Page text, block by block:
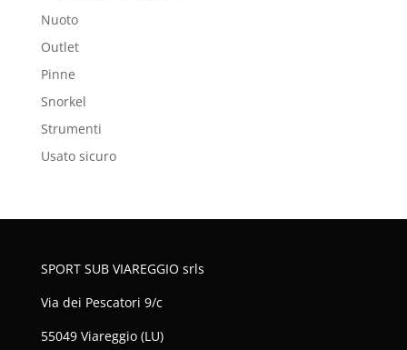
Nuoto
Outlet
Pinne
Snorkel
Strumenti
Usato sicuro
SPORT SUB VIAREGGIO srls
Via dei Pescatori 9/c
55049 Viareggio (LU)